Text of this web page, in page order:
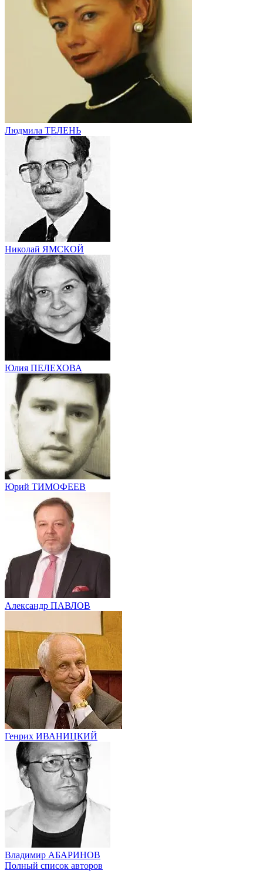
Людмила ТЕЛЕНЬ
Николай ЯМСКОЙ
Юлия ПЕЛЕХОВА
Юрий ТИМОФЕЕВ
Александр ПАВЛОВ
Генрих ИВАНИЦКИЙ
Владимир АБАРИНОВ
Полный список авторов